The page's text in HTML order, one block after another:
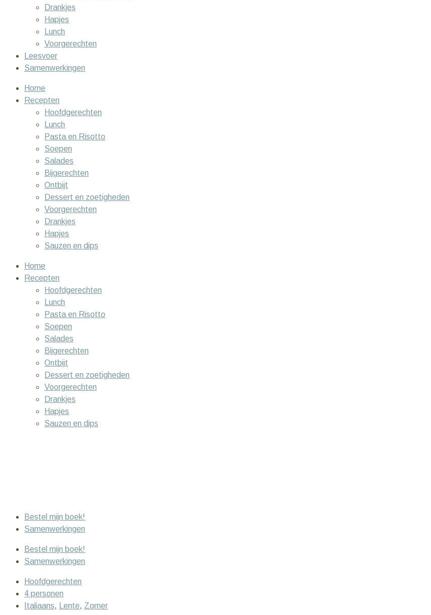
Drankjes
Hapjes
Lunch
Voorgerechten
Leesvoer
Samenwerkingen
Home
Recepten
Hoofdgerechten
Lunch
Pasta en Risotto
Soepen
Salades
Bijgerechten
Ontbijt
Dessert en zoetigheden
Voorgerechten
Drankjes
Hapjes
Sauzen en dips
Home
Recepten
Hoofdgerechten
Lunch
Pasta en Risotto
Soepen
Salades
Bijgerechten
Ontbijt
Dessert en zoetigheden
Voorgerechten
Drankjes
Hapjes
Sauzen en dips
Bestel mijn boek!
Samenwerkingen
Bestel mijn boek!
Samenwerkingen
Hoofdgerechten
4 personen
Italiaans, Lente, Zomer